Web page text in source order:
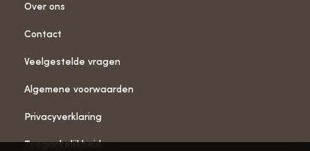
Over ons
Contact
Veelgestelde vragen
Algemene voorwaarden
Privacyverklaring
Toegankelijkheid